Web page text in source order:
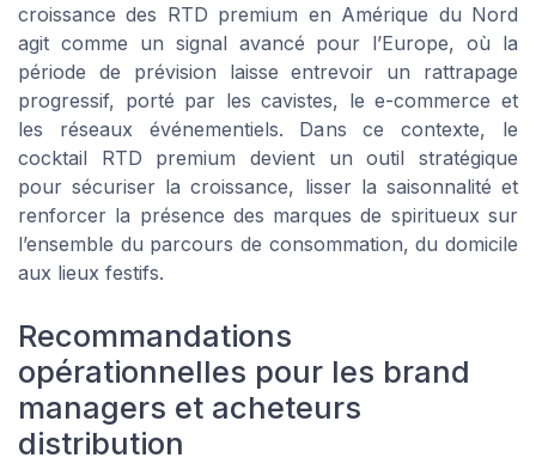
croissance des RTD premium en Amérique du Nord
agit comme un signal avancé pour l’Europe, où la
période de prévision laisse entrevoir un rattrapage
progressif, porté par les cavistes, le e-commerce et
les réseaux événementiels. Dans ce contexte, le
cocktail RTD premium devient un outil stratégique
pour sécuriser la croissance, lisser la saisonnalité et
renforcer la présence des marques de spiritueux sur
l’ensemble du parcours de consommation, du domicile
aux lieux festifs.
Recommandations
opérationnelles pour les brand
managers et acheteurs
distribution